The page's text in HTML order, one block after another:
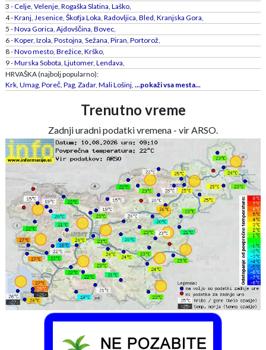
3 -Celje, Velenje, Rogaška Slatina, Laško,
4 -Kranj, Jesenice, Škofja Loka, Radovljica, Bled, Kranjska Gora,
5 -Nova Gorica, Ajdovščina, Bovec,
6 -Koper, Izola, Postojna, Sežana, Piran, Portorož,
8 -Novo mesto, Brežice, Krško,
9 -Murska Sobota, Ljutomer, Lendava,
HRVAŠKA (najbolj popularno):
Krk, Umag, Poreč, Pag, Zadar, Mali Lošinj, ...pokaži vsa mesta...
Trenutno vreme
Zadnji uradni podatki vremena - vir ARSO.